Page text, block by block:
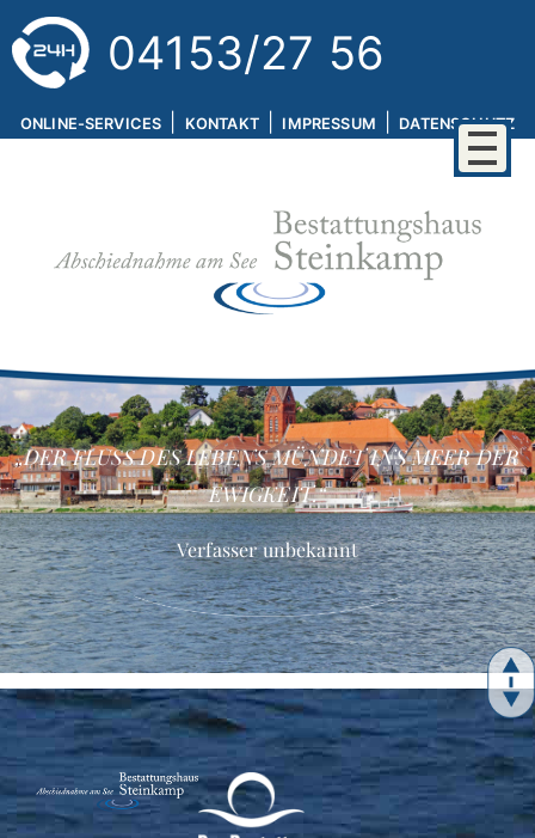
„DER FLUSS DES LEBENS MÜNDET INS MEER DER
EWIGKEIT.“
Verfasser unbekannt
04153/27 56
ONLINE-SERVICES KONTAKT IMPRESSUM DATENSCHUTZ